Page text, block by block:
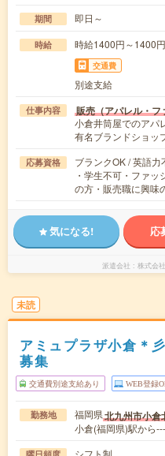
期間 即日～
時給 時給1400円～1400
交通費
別途支給
仕事内容 販売（アパレル・
小倉井筒屋でのアパ
有名ブランドショ
応募資格
ブランクOK / 英語力
・学生不可・ファ
の方・販売職に興味
気になる! 応
派遣会社 株式会
未読
アミュプラザ小倉
募集
交通費別途支給あり WEB登録
勤務地 福岡県北九州市小倉
小倉(福岡県)駅から
シフト制